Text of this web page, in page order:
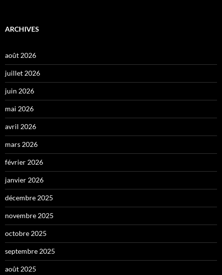
ARCHIVES
août 2026
juillet 2026
juin 2026
mai 2026
avril 2026
mars 2026
février 2026
janvier 2026
décembre 2025
novembre 2025
octobre 2025
septembre 2025
août 2025